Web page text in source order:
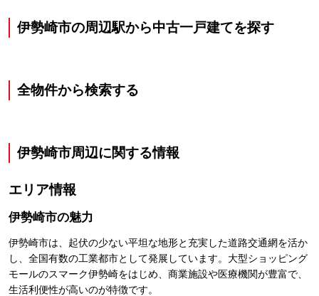
伊勢崎市の周辺駅から中古一戸建てを探す
全物件から検索する
伊勢崎市周辺に関する情報
エリア情報
伊勢崎市の魅力
伊勢崎市は、起伏の少ない平坦な地形と充実した道路交通網を活か
し、全国有数の工業都市として発展しています。大型ショッピング
モールのスマーク伊勢崎をはじめ、商業施設や医療機関が豊富で、
生活利便性が高いのが特徴です。